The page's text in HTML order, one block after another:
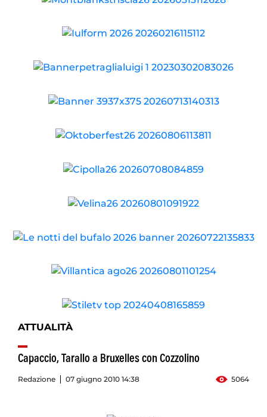
ATTUALITÀ
Capaccio, Tarallo a Bruxelles con Cozzolino
Redazione 07 giugno 2010 14:38 5064